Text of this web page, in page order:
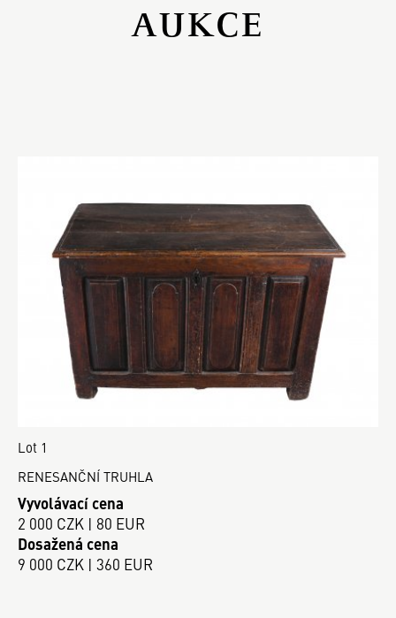
AUKCE
Lot 1
RENESANČNÍ TRUHLA
Vyvolávací cena
2 000 CZK | 80 EUR
Dosažená cena
9 000 CZK | 360 EUR